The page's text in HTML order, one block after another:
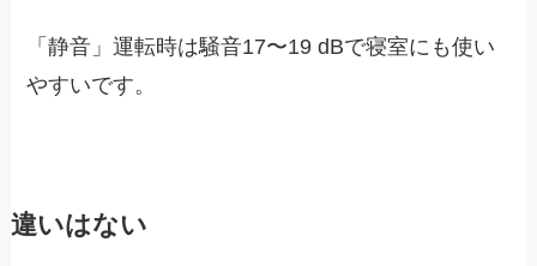
「静音」運転時は騒音17〜19 dBで寝室にも使い
やすいです。
違いはない